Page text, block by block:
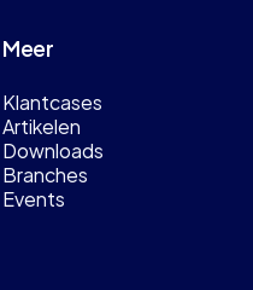
Meer
Klantcases
Artikelen
Downloads
Branches
Events